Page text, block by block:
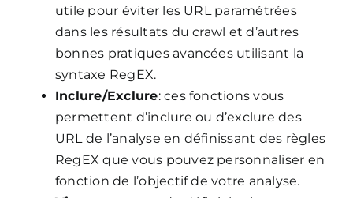
utile pour éviter les URL paramétrées
dans les résultats du crawl et d’autres
bonnes pratiques avancées utilisant la
syntaxe RegEX.
Inclure/Exclure: ces fonctions vous
permettent d’inclure ou d’exclure des
URL de l’analyse en définissant des règles
RegEX que vous pouvez personnaliser en
fonction de l’objectif de votre analyse.